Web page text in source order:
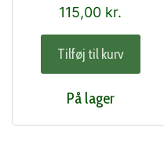
115,00 kr.
Tilføj til kurv
På lager